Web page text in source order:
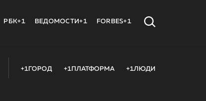
РБК+1 ВЕДОМОСТИ+1 FORBES+1
+1ГОРОД +1ПЛАТФОРМА +1ЛЮДИ